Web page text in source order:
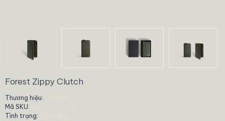
Forest Zippy Clutch
Thương hiệu:
Mã SKU:
Tình trạng: